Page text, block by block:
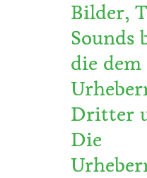
Bilder,
Sounds
die dem
Dritter
Die